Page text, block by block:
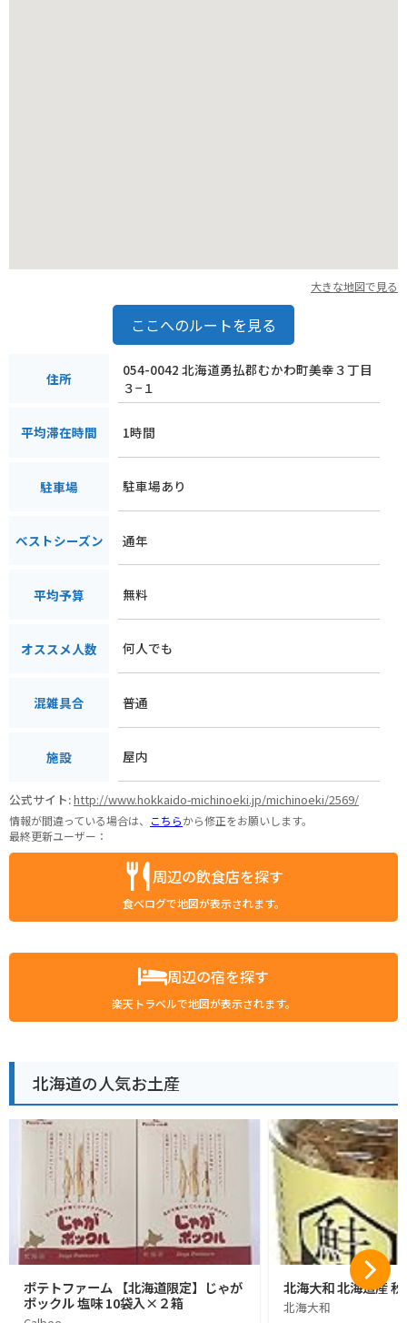
大きな地図で見る
ここへのルートを見る
住所
054-0042 北海道勇払郡むかわ町美幸３丁目
３−１
平均滞在時間 1時間
駐車場 駐車場あり
ベストシーズン 通年
平均予算 無料
オススメ人数 何人でも
混雑具合 普通
施設 屋内
公式サイト:http://www.hokkaido-michinoeki.jp/michinoeki/2569/
情報が間違っている場合は、 こちらから修正をお願いします。
最終更新ユーザー：
周辺の飲食店を探す
食べログで地図が表示されます。
周辺の宿を探す
楽天トラベルで地図が表示されます。
北海道の人気お土産
ポテトファーム 【北海道限定】じゃが
ポックル 塩味 10袋入×２箱
北海大和 北海道産
北海大和